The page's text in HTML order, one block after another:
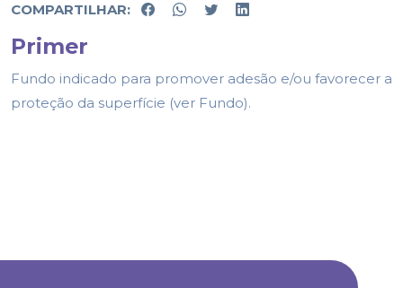
COMPARTILHAR:
Primer
Fundo indicado para promover adesão e/ou favorecer a
proteção da superfície (ver Fundo).